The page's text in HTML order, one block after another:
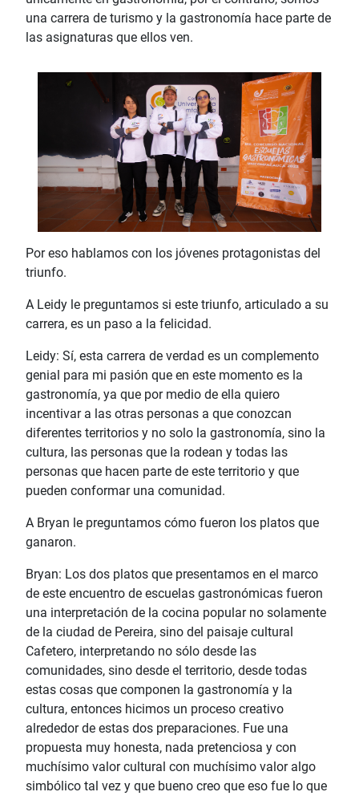
una carrera de turismo y la gastronomía hace parte de
las asignaturas que ellos ven.
Por eso hablamos con los jóvenes protagonistas del
triunfo.
A Leidy le preguntamos si este triunfo, articulado a su
carrera, es un paso a la felicidad.
Leidy: Sí, esta carrera de verdad es un complemento
genial para mi pasión que en este momento es la
gastronomía, ya que por medio de ella quiero
incentivar a las otras personas a que conozcan
diferentes territorios y no solo la gastronomía, sino la
cultura, las personas que la rodean y todas las
personas que hacen parte de este territorio y que
pueden conformar una comunidad.
A Bryan le preguntamos cómo fueron los platos que
ganaron.
Bryan: Los dos platos que presentamos en el marco
de este encuentro de escuelas gastronómicas fueron
una interpretación de la cocina popular no solamente
de la ciudad de Pereira, sino del paisaje cultural
Cafetero, interpretando no sólo desde las
comunidades, sino desde el territorio, desde todas
estas cosas que componen la gastronomía y la
cultura, entonces hicimos un proceso creativo
alrededor de estas dos preparaciones. Fue una
propuesta muy honesta, nada pretenciosa y con
muchísimo valor cultural con muchísimo valor algo
simbólico tal vez y que bueno creo que eso fue lo que